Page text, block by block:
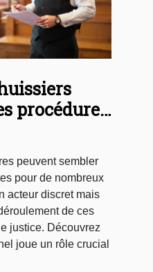
procédures
peuvent sembler
pour de nombreux
acteur discret mais
de ces
justice. Découvrez
joue un rôle crucial